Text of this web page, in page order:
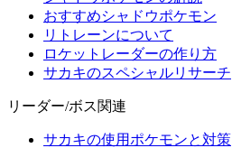
おすすめシャドウポケモン
リトレーンについて
ロケットレーダーの作り方
サカキのスペシャルリサーチ
リーダー/ボス関連
サカキの使用ポケモンと対策